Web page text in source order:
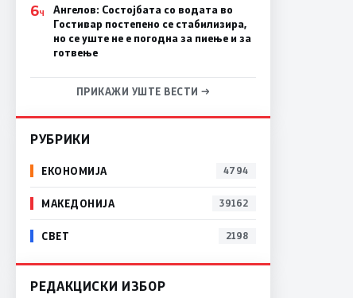
6Ч
Ангелов: Состојбата со водата во
Гостивар постепено се стабилизира,
но се уште не е погодна за пиење и за
готвење
ПРИКАЖИ УШТЕ ВЕСТИ →
РУБРИКИ
ЕКОНОМИЈА 4794
МАКЕДОНИЈА 39162
СВЕТ 2198
РЕДАКЦИСКИ ИЗБОР